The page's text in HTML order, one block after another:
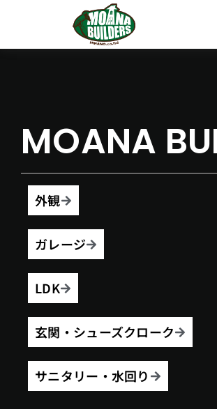
MOANA
外観
ガレージ
LDK
玄関・シューズクローク
サニタリー・水回り